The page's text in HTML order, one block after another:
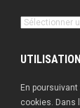
Nos
En
cookies. Dans